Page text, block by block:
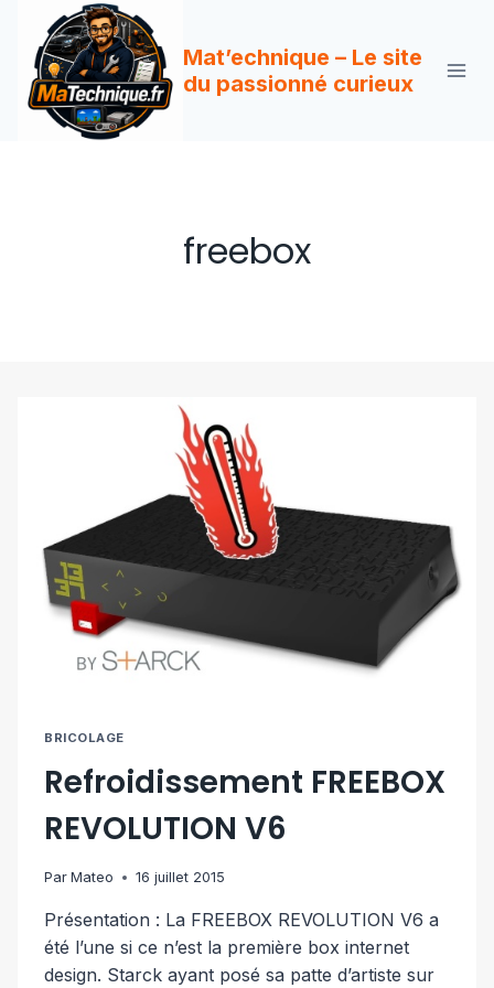
contenu
Mat’echnique – Le site
du passionné curieux
freebox
BRICOLAGE
Refroidissement FREEBOX
REVOLUTION V6
Par Mateo 16 juillet 2015
Présentation : La FREEBOX REVOLUTION V6 a
été l’une si ce n’est la première box internet
design. Starck ayant posé sa patte d’artiste sur